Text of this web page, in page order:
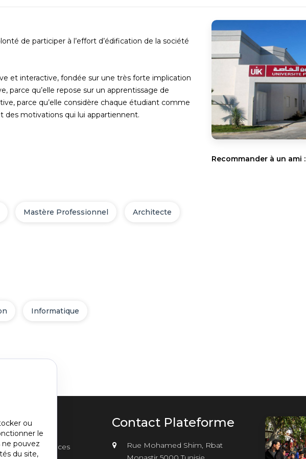
de participer à l’effort d’édification de la société
et interactive, fondée sur une très forte implication
parce qu’elle repose sur un apprentissage de
parce qu’elle considère chaque étudiant comme
des motivations qui lui appartiennent.
Mastère Professionnel Architecte
Informatique
Recommander à un ami :
ou
le
ne pouvez
du site,
Annonces
Contact Plateforme
Rue Mohamed Shim, Rbat